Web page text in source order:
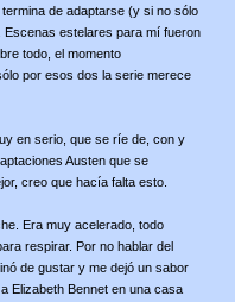
de adaptarse (y si no sólo
Escenas estelares para mí fueron
todo, el momento
por esos dos la serie merece
en serio, que se ríe de, con y
Austen que se
creo que hacía falta esto.
Era muy acelerado, todo
respirar. Por no hablar del
de gustar y me dejó un sabor
Elizabeth Bennet en una casa